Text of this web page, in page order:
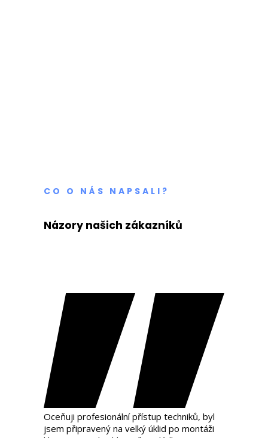
CO O NÁS NAPSALI?
Názory našich zákazníků
Oceňuji profesionální přístup techniků, byl
jsem připravený na velký úklid po montáži